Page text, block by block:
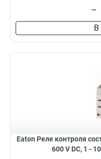
–
В
Eaton Реле контроля
600 V DC, 1 -